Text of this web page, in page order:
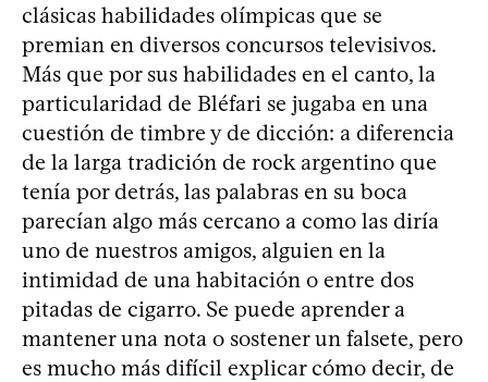
clásicas habilidades olímpicas que se
premian en diversos concursos televisivos.
Más que por sus habilidades en el canto, la
particularidad de Bléfari se jugaba en una
cuestión de timbre y de dicción: a diferencia
de la larga tradición de rock argentino que
tenía por detrás, las palabras en su boca
parecían algo más cercano a como las diría
uno de nuestros amigos, alguien en la
intimidad de una habitación o entre dos
pitadas de cigarro. Se puede aprender a
mantener una nota o sostener un falsete, pero
es mucho más difícil explicar cómo decir, de